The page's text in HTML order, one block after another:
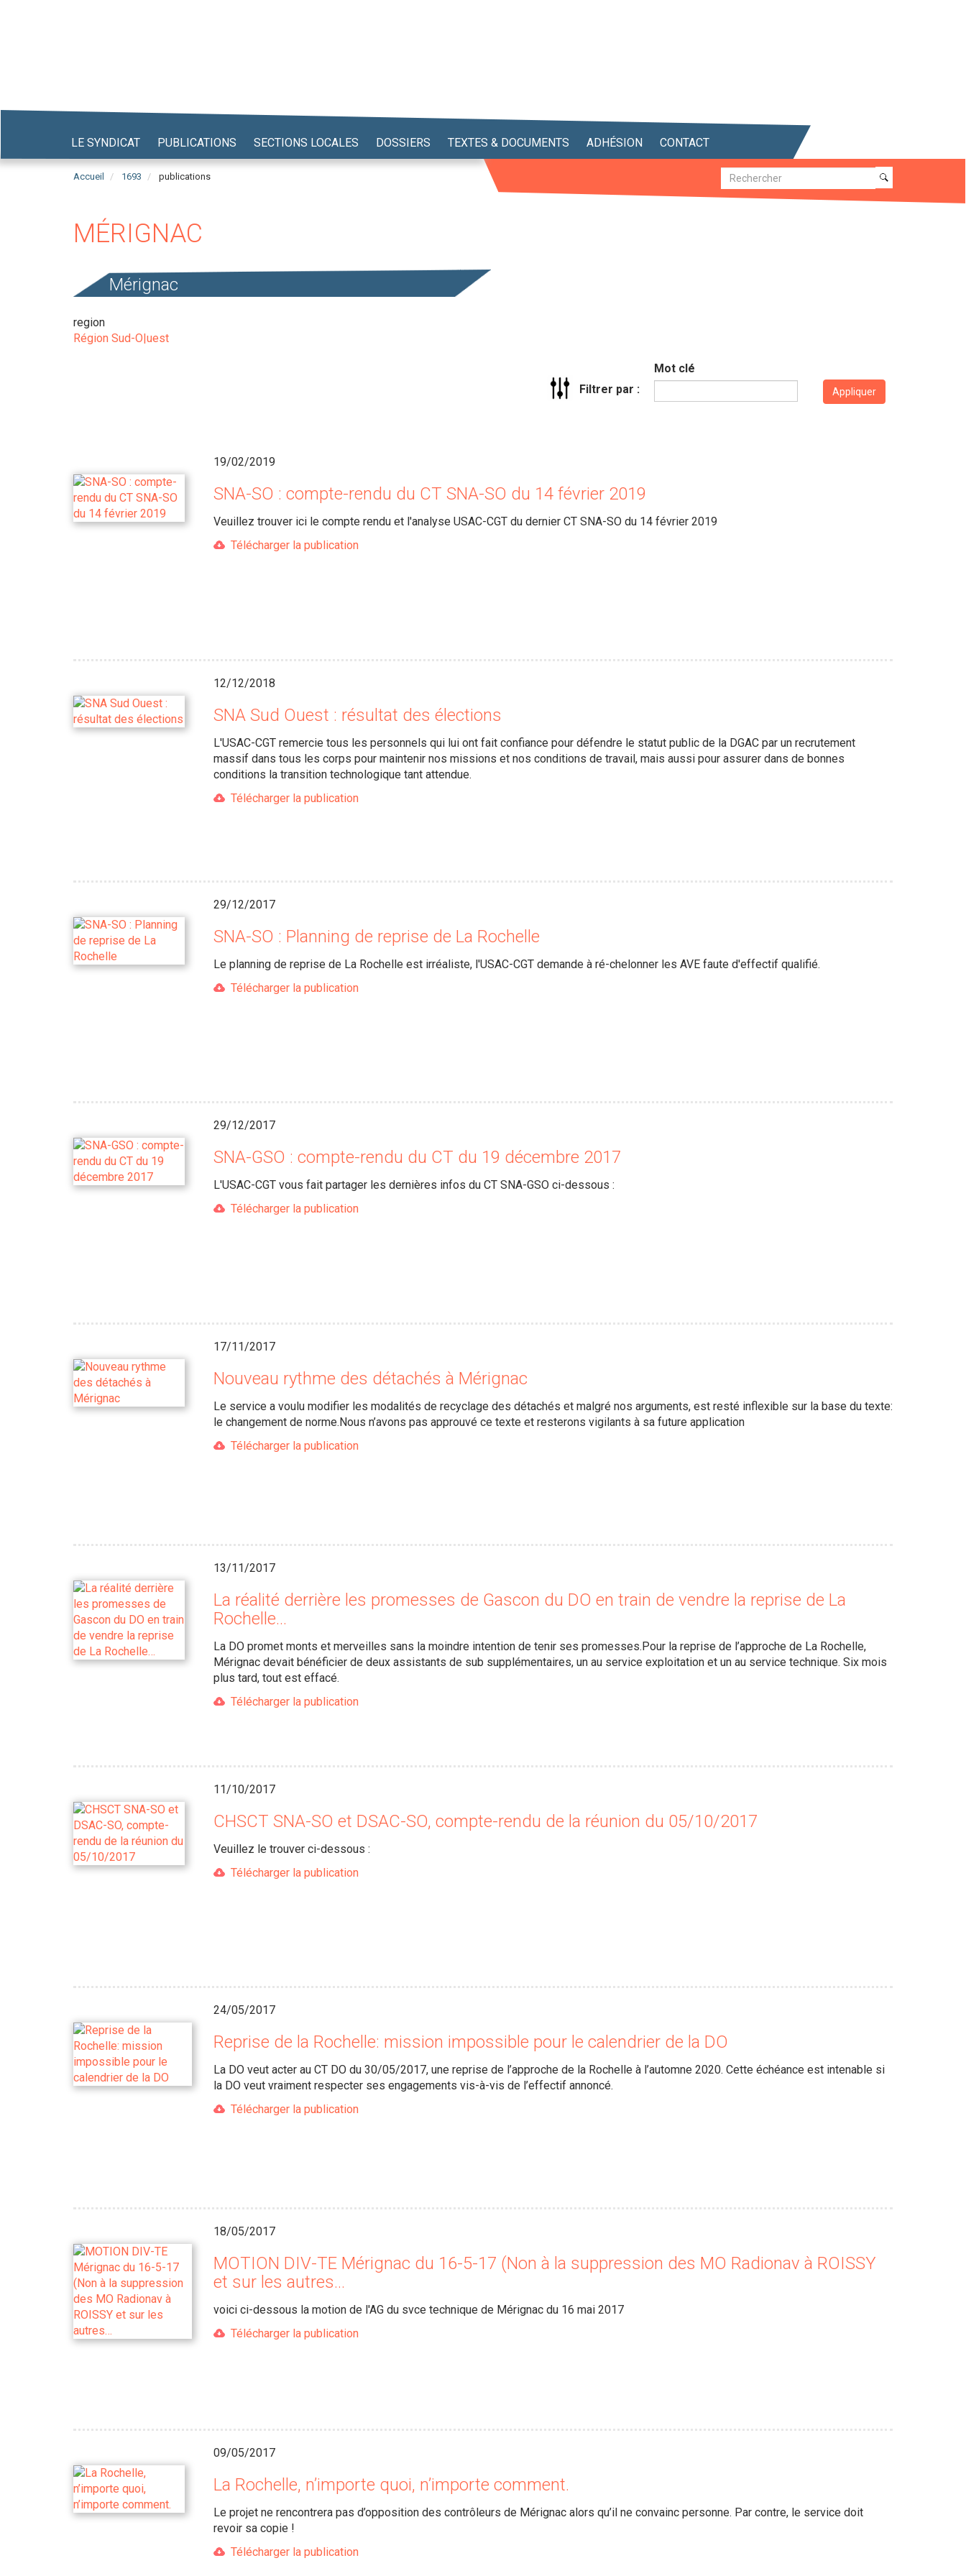
LE SYNDICAT PUBLICATIONS SECTIONS LOCALES DOSSIERS TEXTES & DOCUMENTS ADHÉSION CONTACT
Accueil 1693 publications Recherche
Recherche
MÉRIGNAC
Mérignac
region
Région Sud-O|uest
Filtrer par :
Mot clé
Appliquer
19/02/2019
SNA-SO : compte-rendu du CT SNA-SO du 14 février 2019
Veuillez trouver ici le compte rendu et l'analyse USAC-CGT du dernier CT SNA-SO du 14 février 2019
Télécharger la publication
12/12/2018
SNA Sud Ouest : résultat des élections
L'USAC-CGT remercie tous les personnels qui lui ont fait confiance pour défendre le statut public de la DGAC par un recrutement
massif dans tous les corps pour maintenir nos missions et nos conditions de travail, mais aussi pour assurer dans de bonnes
conditions la transition technologique tant attendue.
Télécharger la publication
29/12/2017
SNA-SO : Planning de reprise de La Rochelle
Le planning de reprise de La Rochelle est irréaliste, l'USAC-CGT demande à ré-chelonner les AVE faute d'effectif qualifié.
Télécharger la publication
29/12/2017
SNA-GSO : compte-rendu du CT du 19 décembre 2017
L'USAC-CGT vous fait partager les dernières infos du CT SNA-GSO ci-dessous :
Télécharger la publication
17/11/2017
Nouveau rythme des détachés à Mérignac
Le service a voulu modifier les modalités de recyclage des détachés et malgré nos arguments, est resté inflexible sur la base du texte:
le changement de norme.Nous n’avons pas approuvé ce texte et resterons vigilants à sa future application
Télécharger la publication
13/11/2017
La réalité derrière les promesses de Gascon du DO en train de vendre la reprise de La
Rochelle…
La DO promet monts et merveilles sans la moindre intention de tenir ses promesses.Pour la reprise de l’approche de La Rochelle,
Mérignac devait bénéficier de deux assistants de sub supplémentaires, un au service exploitation et un au service technique. Six mois
plus tard, tout est effacé.
Télécharger la publication
11/10/2017
CHSCT SNA-SO et DSAC-SO, compte-rendu de la réunion du 05/10/2017
Veuillez le trouver ci-dessous :
Télécharger la publication
24/05/2017
Reprise de la Rochelle: mission impossible pour le calendrier de la DO
La DO veut acter au CT DO du 30/05/2017, une reprise de l’approche de la Rochelle à l’automne 2020. Cette échéance est intenable si
la DO veut vraiment respecter ses engagements vis-à-vis de l’effectif annoncé.
Télécharger la publication
18/05/2017
MOTION DIV-TE Mérignac du 16-5-17 (Non à la suppression des MO Radionav à ROISSY
et sur les autres…
voici ci-dessous la motion de l'AG du svce technique de Mérignac du 16 mai 2017
Télécharger la publication
09/05/2017
La Rochelle, n’importe quoi, n’importe comment.
Le projet ne rencontrera pas d’opposition des contrôleurs de Mérignac alors qu’il ne convainc personne. Par contre, le service doit
revoir sa copie !
Télécharger la publication